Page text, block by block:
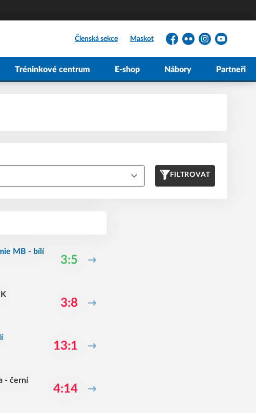
Členská sekce Maskot
Facebook
FlickrInstagramYouTube
Tréninkové centrum E-shop Nábory Partneři
FILTROVAT
MB - bílí
3:5
3:8
13:1
- černí
4:14